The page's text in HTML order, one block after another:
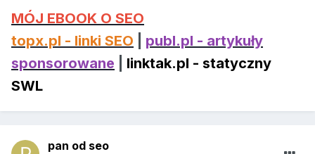
MÓJ EBOOK O SEO
topx.pl - linki SEO
publ.pl - artykuły
sponsorowane
linktak.pl - statyczny
SWL
pan od seo